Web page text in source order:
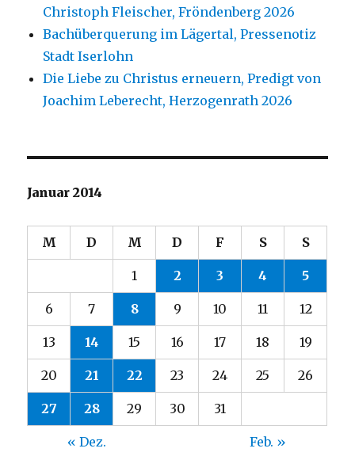
Christoph Fleischer, Fröndenberg 2026
Bachüberquerung im Lägertal, Pressenotiz
Stadt Iserlohn
Die Liebe zu Christus erneuern, Predigt von
Joachim Leberecht, Herzogenrath 2026
Januar 2014
M D M D F S S
1 2 3 4 5
6 7 8 9 10 11 12
13 14 15 16 17 18 19
20 21 22 23 24 25 26
27 28 29 30 31
« Dez. Feb. »